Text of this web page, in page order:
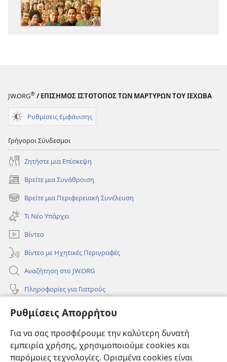
Ρυθμίσεις Απορρήτου
Για να σας προσφέρουμε την καλύτερη δυνατή
εμπειρία χρήσης, χρησιμοποιούμε cookies και
παρόμοιες τεχνολογίες. Ορισμένα cookies είναι
JW.ORG® / ΕΠΙΣΗΜΟΣ ΙΣΤΟΤΟΠΟΣ ΤΩΝ ΜΑΡΤΥΡΩΝ ΤΟΥ ΙΕΧΩΒΑ
Ρυθμίσεις Εμφάνισης
Γρήγοροι Σύνδεσμοι
Ζητήστε μια Επίσκεψη
Βρείτε μια Συνάθροιση
(ανοίγει
νέο
παράθυρο)
Βρείτε μια Περιφερειακή Συνέλευση
(ανοίγει
νέο
παράθυρο)
Τι Νέο Υπάρχει
Βίντεο
Βίντεο με Ηχητικές Περιγραφές
Αναζήτηση στο JW.ORG
Πληροφορίες για Γιατρούς
Πληροφορίες για Επίσημους Φορείς και ΜΜΕ
Συνεισφορές
(ανοίγει